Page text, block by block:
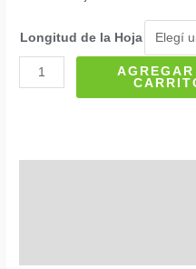
Longitud de la Hoja
Cuchillo
Gran